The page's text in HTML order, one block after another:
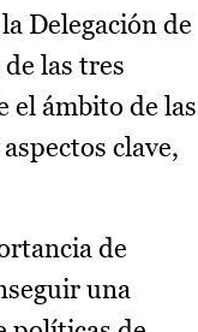
Delegación de
las tres
el ámbito de las
clave,
de
una